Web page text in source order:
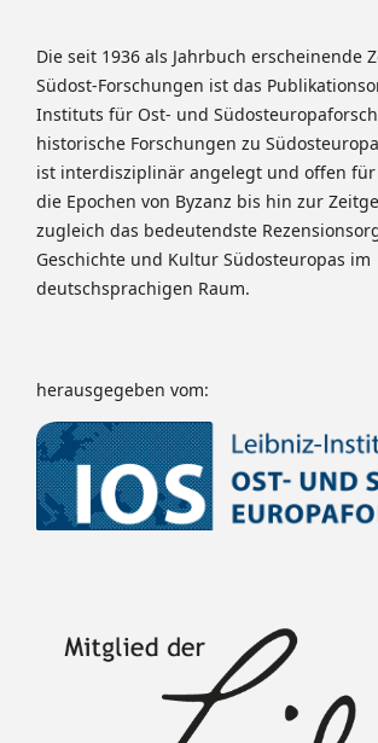
Die seit 1936 als Jahrbuch erscheinende
Südost-Forschungen ist das
Instituts für Ost- und
historische Forschungen zu
ist interdisziplinär angelegt und offen
die Epochen von Byzanz bis hin zur
zugleich das bedeutendste
Geschichte und Kultur Südosteuropas im
deutschsprachigen Raum.
herausgegeben vom: